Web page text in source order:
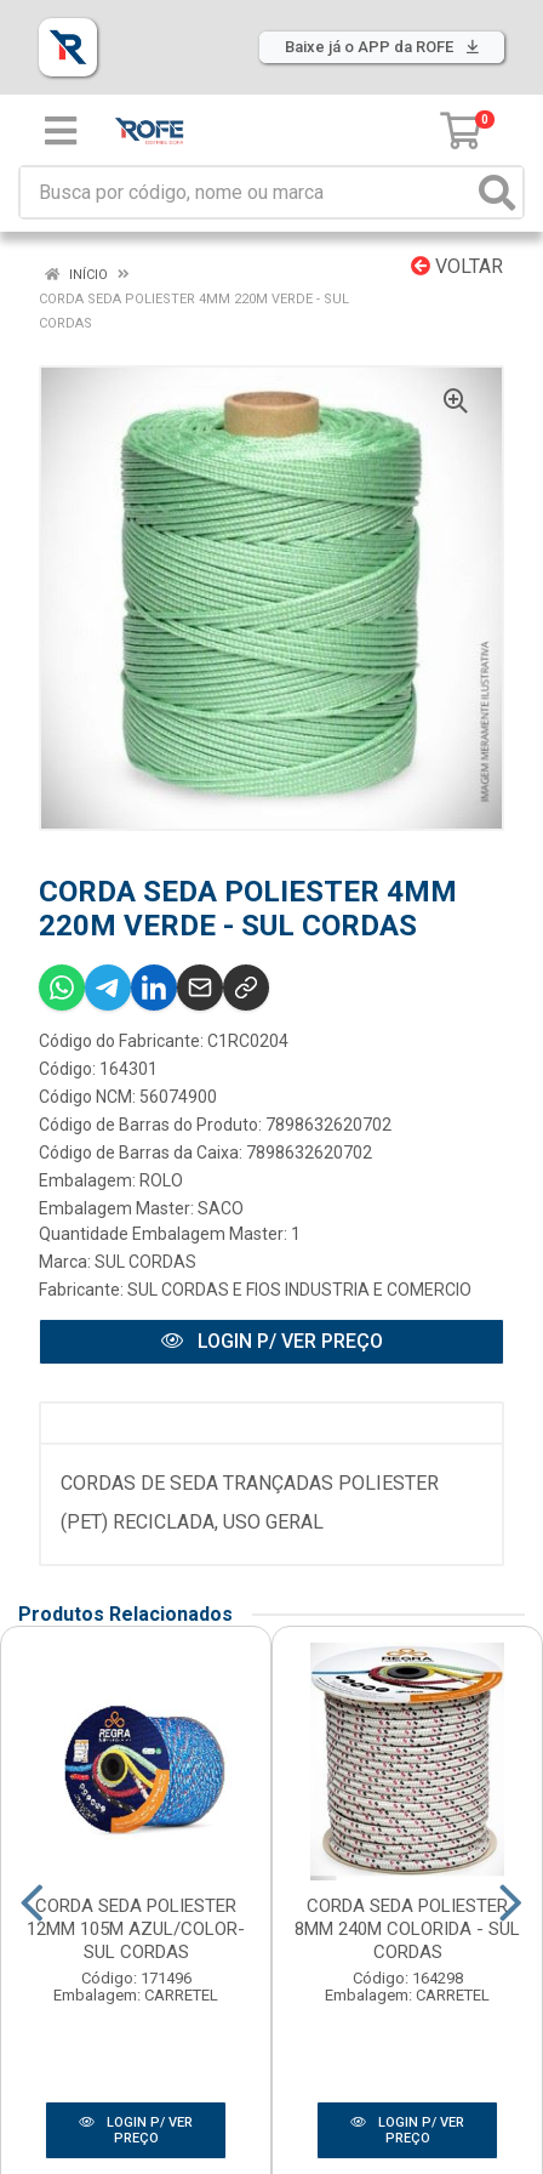
Baixe já o APP da ROFE
0
VOLTAR
INÍCIO
CORDA SEDA POLIESTER 4MM 220M VERDE - SUL
CORDAS
CORDA SEDA POLIESTER 4MM
220M VERDE - SUL CORDAS
Código do Fabricante: C1RC0204
Código: 164301
Código NCM: 56074900
Código de Barras do Produto: 7898632620702
Código de Barras da Caixa: 7898632620702
Embalagem: ROLO
Embalagem Master: SACO
Quantidade Embalagem Master: 1
Marca: SUL CORDAS
Fabricante: SUL CORDAS E FIOS INDUSTRIA E COMERCIO
LOGIN P/ VER PREÇO
CORDAS DE SEDA TRANÇADAS POLIESTER
(PET) RECICLADA, USO GERAL
Produtos Relacionados
CORDA SEDA POLIESTER
12MM 105M AZUL/COLOR-
SUL CORDAS
Código: 171496
Embalagem: CARRETEL
LOGIN P/ VER
PREÇO
CORDA SEDA POLIESTER
8MM 240M COLORIDA - SUL
CORDAS
Código: 164298
Embalagem: CARRETEL
LOGIN P/ VER
PREÇO